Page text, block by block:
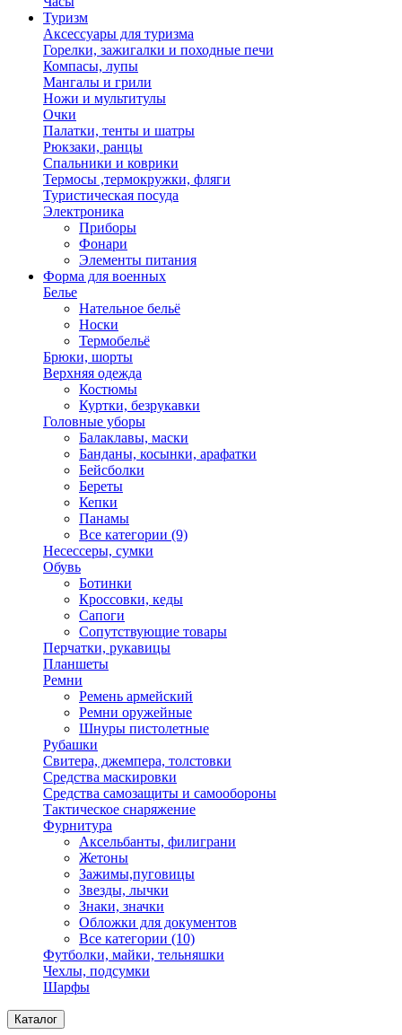
Туризм
Аксессуары для туризма
Горелки, зажигалки и походные печи
Компасы, лупы
Мангалы и грили
Ножи и мультитулы
Очки
Палатки, тенты и шатры
Рюкзаки, ранцы
Спальники и коврики
Термосы ,термокружки, фляги
Туристическая посуда
Электроника
Приборы
Фонари
Элементы питания
Форма для военных
Белье
Нательное бельё
Носки
Термобельё
Брюки, шорты
Верхняя одежда
Костюмы
Куртки, безрукавки
Головные уборы
Балаклавы, маски
Банданы, косынки, арафатки
Бейсболки
Береты
Кепки
Панамы
Все категории (9)
Несессеры, сумки
Обувь
Ботинки
Кроссовки, кеды
Сапоги
Сопутствующие товары
Перчатки, рукавицы
Планшеты
Ремни
Ремень армейский
Ремни оружейные
Шнуры пистолетные
Рубашки
Свитера, джемпера, толстовки
Средства маскировки
Средства самозащиты и самообороны
Тактическое снаряжение
Фурнитура
Аксельбанты, филиграни
Жетоны
Зажимы,пуговицы
Звезды, лычки
Знаки, значки
Обложки для документов
Все категории (10)
Футболки, майки, тельняшки
Чехлы, подсумки
Шарфы
Каталог